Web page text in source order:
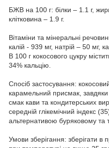
БЖВ на 100 г: білки – 1.1 г,
клітковина – 1.9 г.
Вітаміни та мінеральні
калій - 939 мг, натрій – 50 мг,
В 100 г кокосового цукру
34% кальцію.
Спосіб застосування:
карамельний присмак,
смак кави та кондитерських
середній глікемічний індекс
альтернативою буряковому та
Умови зберігання: зберігати в